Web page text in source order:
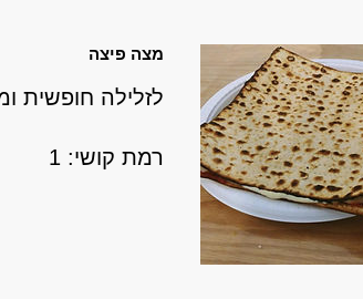
מצה פיצה
לזלילה חופשית
רמת קושי: 1